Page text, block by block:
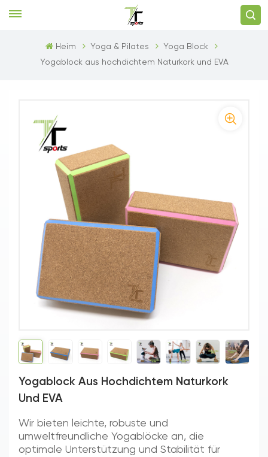
Heim Yoga & Pilates
Yoga Block
Yogablock aus hochdichtem Naturkork und EVA
Yogablock Aus Hochdichtem Naturkork
Und EVA
Wir bieten leichte, robuste und
umweltfreundliche Yogablöcke an, die
optimale Unterstützung und Stabilität für